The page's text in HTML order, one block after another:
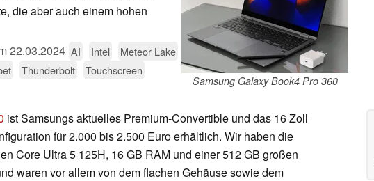
Samsung Galaxy Book4 Pro 360
die aber auch einem hohen
22.03.2024 AI Intel
Meteor Lake
Thunderbolt
Touchscreen
ist Samsungs aktuelles Premium-Convertible und das 16 Zoll
für 2.000 bis 2.500 Euro erhältlich. Wir haben die
Core Ultra 5 125H, 16 GB RAM und einer 512 GB großen
waren vor allem von dem flachen Gehäuse sowie dem